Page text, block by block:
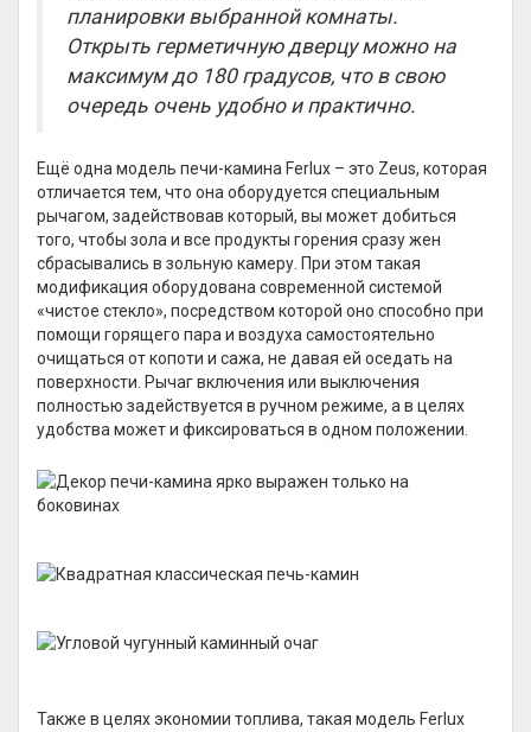
планировки выбранной комнаты.
Открыть герметичную дверцу можно на
максимум до 180 градусов, что в свою
очередь очень удобно и практично.
Ещё одна модель печи-камина Ferlux – это Zeus, которая
отличается тем, что она оборудуется специальным
рычагом, задействовав который, вы может добиться
того, чтобы зола и все продукты горения сразу жен
сбрасывались в зольную камеру. При этом такая
модификация оборудована современной системой
«чистое стекло», посредством которой оно способно при
помощи горящего пара и воздуха самостоятельно
очищаться от копоти и сажа, не давая ей оседать на
поверхности. Рычаг включения или выключения
полностью задействуется в ручном режиме, а в целях
удобства может и фиксироваться в одном положении.
Также в целях экономии топлива, такая модель Ferlux